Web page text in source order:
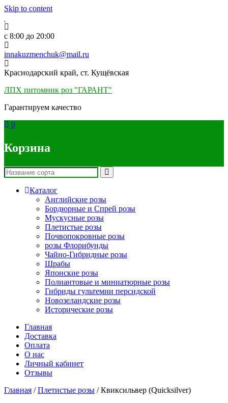
Skip to content
c 8:00 до 20:00
innakuzmenchuk@mail.ru
Краснодарский край, ст. Кущёвская
ЛПХ питомник роз "ГАРАНТ"
Гарантируем качество
0
Корзина
Каталог
Английские розы
Бордюрные и Спрей розы
Мускусные розы
Плетистые розы
Почвопокровные розы
розы Флорибунды
Чайно-Гибридные розы
Шрабы
Японские розы
Полиантовые и миниатюрные розы
Гибриды гультемии персидской
Новозеландские розы
Исторические розы
Главная
Доставка
Оплата
О нас
Личный кабинет
Отзывы
Главная /Плетистые розы / Квиксильвер (Quicksilver)